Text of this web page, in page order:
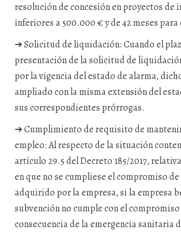
resolución de concesión en proyectos de
inferiores a 500.000 € y de 42 meses para
➔ Solicitud de liquidación: Cuando el
presentación de la solicitud de
por la vigencia del estado de alarma,
ampliado con la misma extensión del
sus correspondientes prórrogas.
➔ Cumplimiento de requisito de
empleo: Al respecto de la situación
artículo 29.5 del Decreto 185/2017,
en que no se cumpliese el compromiso
adquirido por la empresa, si la empresa
subvención no cumple con el
consecuencia de la emergencia sanitaria